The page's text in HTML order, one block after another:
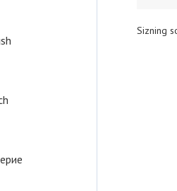
Sizning